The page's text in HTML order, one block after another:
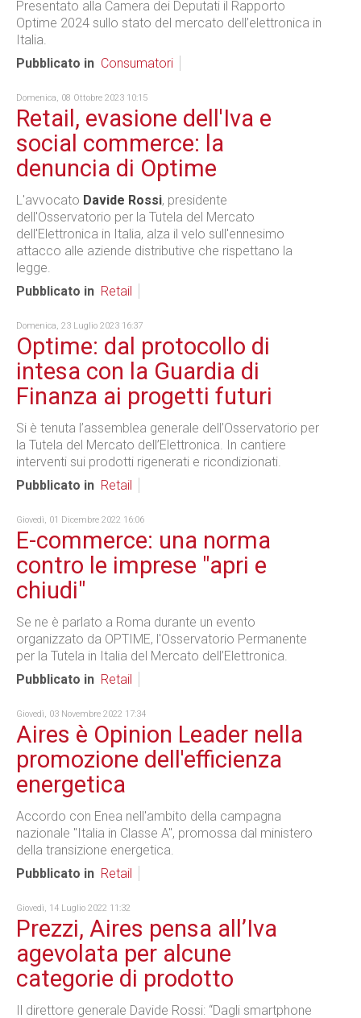
Presentato alla Camera dei Deputati il Rapporto
Optime 2024 sullo stato del mercato dell’elettronica in
Italia.
Pubblicato in Consumatori
Domenica, 08 Ottobre 2023 10:15
Retail, evasione dell'Iva e
social commerce: la
denuncia di Optime
L'avvocato Davide Rossi, presidente
dell'Osservatorio per la Tutela del Mercato
dell'Elettronica in Italia, alza il velo sull'ennesimo
attacco alle aziende distributive che rispettano la
legge.
Pubblicato in Retail
Domenica, 23 Luglio 2023 16:37
Optime: dal protocollo di
intesa con la Guardia di
Finanza ai progetti futuri
Si è tenuta l’assemblea generale dell’Osservatorio per
la Tutela del Mercato dell’Elettronica. In cantiere
interventi sui prodotti rigenerati e ricondizionati.
Pubblicato in Retail
Giovedì, 01 Dicembre 2022 16:06
E-commerce: una norma
contro le imprese "apri e
chiudi"
Se ne è parlato a Roma durante un evento
organizzato da OPTIME, l'Osservatorio Permanente
per la Tutela in Italia del Mercato dell’Elettronica.
Pubblicato in Retail
Giovedì, 03 Novembre 2022 17:34
Aires è Opinion Leader nella
promozione dell'efficienza
energetica
Accordo con Enea nell'ambito della campagna
nazionale "Italia in Classe A", promossa dal ministero
della transizione energetica.
Pubblicato in Retail
Giovedì, 14 Luglio 2022 11:32
Prezzi, Aires pensa all’Iva
agevolata per alcune
categorie di prodotto
Il direttore generale Davide Rossi: “Dagli smartphone